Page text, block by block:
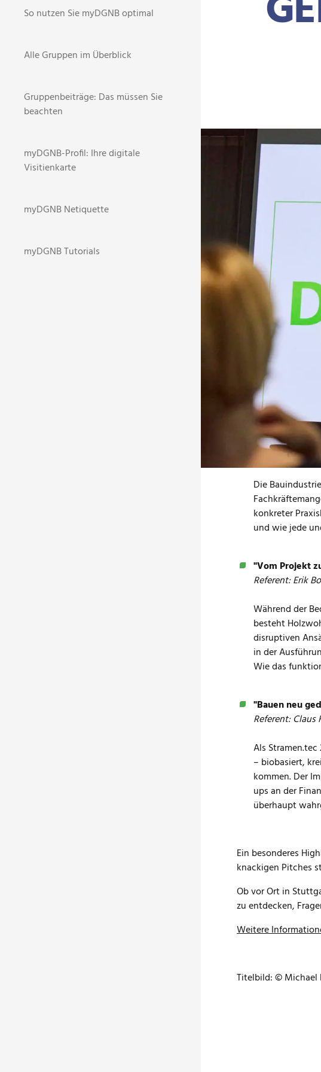
STARTSEITE NEWS
NEWS
23. Mai 2025
DGNB Ideenlabor:
Nächste Woche
kostenlose
laden wir
Denn klar ist: Wer
Ideen in den
Diesen Fragen
"Bauen neu
Referent:
Die
konkreter
und wie jede
"Vom Projekt
Referent: Erik
Während der
besteht
disruptiven
in der
Wie das
"Bauen neu
Referent: Claus
Als
– biobasiert,
kommen. Der
ups an der
überhaupt
Ein besonderes
knackigen Pitches
Ob vor Ort in
zu entdecken,
Weitere
Titelbild: © Michael
So nutzen Sie myDGNB optimal
Alle Gruppen im Überblick
Gruppenbeiträge: Das müssen Sie
beachten
myDGNB-Profil: Ihre digitale
Visitienkarte
myDGNB Netiquette
myDGNB Tutorials